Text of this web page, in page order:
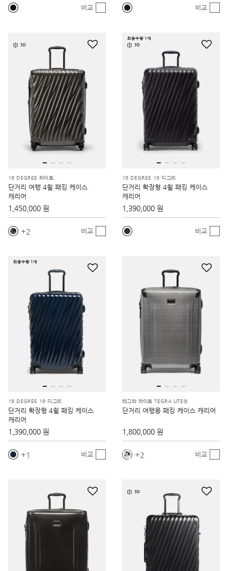
비교 비교
3D
19 DEGREE 라이트
단거리 여행 4휠 패킹 케이스
캐리어
1,450,000 원
2 비교
최종수량 1개
3D
19 DEGREE 19 디그리
단거리 확장형 4휠 패킹 케이스
캐리어
1,390,000 원
비교
최종수량 1개
19 DEGREE 19 디그리
단거리 확장형 4휠 패킹 케이스
캐리어
1,390,000 원
1 비교
테그라 라이트 TEGRA LITE®
단거리 여행용 패킹 케이스 캐리어
1,800,000 원
2 비교
3D